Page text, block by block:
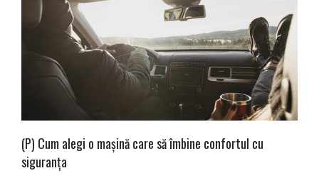
(P) Cum alegi o mașină care să îmbine confortul cu
siguranța